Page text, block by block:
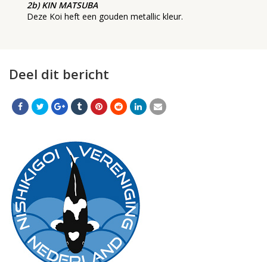
2b) KIN MATSUBA
Deze Koi heft een gouden metallic kleur.
Deel dit bericht